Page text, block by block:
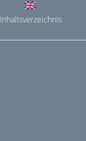
Inhaltsverzeichnis